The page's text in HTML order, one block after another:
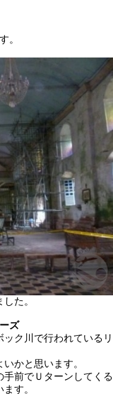
。
た。
ズ
ク川で行われているリ
かと思います。
手前でＵターンしてくる
す。